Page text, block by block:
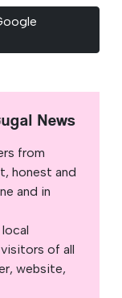
News
from
honest and
and in
of all
website,